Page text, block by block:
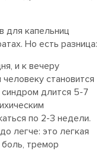
для капельниц
Но есть разница:
и к вечеру
становится
длится 5-7
по 2-3 недели.
легче: это легкая
боль, тремор